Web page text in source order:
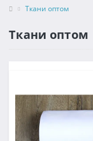
Ткани оптом
Ткани оптом